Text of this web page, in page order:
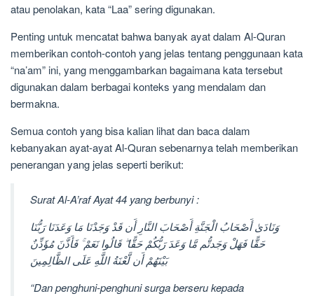
atau penolakan, kata “Laa” sering digunakan.
Penting untuk mencatat bahwa banyak ayat dalam Al-Quran
memberikan contoh-contoh yang jelas tentang penggunaan kata
“na’am” ini, yang menggambarkan bagaimana kata tersebut
digunakan dalam berbagai konteks yang mendalam dan
bermakna.
Semua contoh yang bisa kalian lihat dan baca dalam
kebanyakan ayat-ayat Al-Quran sebenarnya telah memberikan
penerangan yang jelas seperti berikut:
Surat Al-A’raf Ayat 44 yang berbunyi :
وَنَادَىٰ أَصْحَابُ الْجَنَّةِ أَصْحَابَ النَّارِ أَن قَدْ وَجَدْنَا مَا وَعَدَنَا رَبُّنَا
حَقًّا فَهَلْ وَجَدتُّم مَّا وَعَدَ رَبُّكُمْ حَقًّا ۖ قَالُوا نَعَمْ ۚ فَأَذَّنَ مُؤَذِّنٌ
بَيْنَهُمْ أَن لَّعْنَةُ اللَّهِ عَلَى الظَّالِمِينَ
“Dan penghuni-penghuni surga berseru kepada